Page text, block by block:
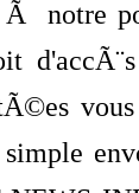
notre
simple